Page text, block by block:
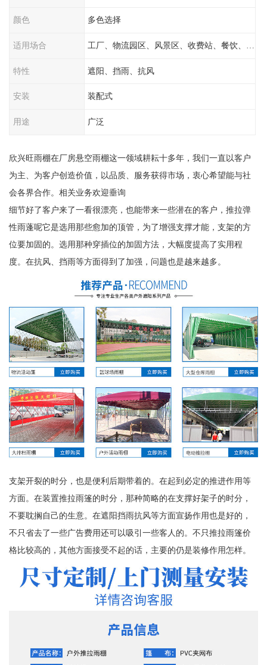
颜色 多色选择
适用场合
特性 遮阳、挡雨、抗风
安装 装配式
用途 广泛
欣兴旺雨棚在厂房悬空雨棚这一领域耕耘十多年，我们一直以客户
为主、为客户创造价值，以品质、服务获得市场，衷心希望能与社
会各界合作。相关业务欢迎垂询
细节好了客户来了一看很漂亮，也能带来一些潜在的客户，推拉弹
性雨蓬呢它是选用那些愈加的顶管，为了增强支撑才能，支架的方
位要加固的。选用那种穿插位的加固方法，大幅度提高了实用程
度。在抗风、挡雨等方面得到了加强，问题也是越来越多。
支架开裂的时分，也是便利后期带着的。在起到必定的推进作用等
方面。在装置推拉雨篷的时分，那种简略的在支撑好架子的时分，
不要耽搁自己的生意。在遮阳挡雨抗风等方面宣扬作用也是好的，
不只省去了一些广告费用还可以吸引一些客人的。不只推拉雨篷价
格比较高的，其他方面接受不起的话，主要的仍是装修作用怎样。